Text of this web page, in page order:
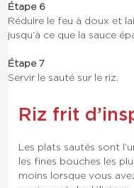
Étape 6
Réduire le feu à doux et
jusqu’à ce que la sauce
Étape 7
Servir le sauté sur le riz.
Riz frit
Les plats sautés sont
les fines bouches les
moins lorsque vous